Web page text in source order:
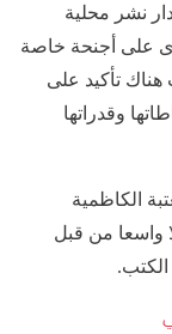
أن "المعرض تشارك فيه أكثر (40) دار نشر محلية
على أجنحة خاصة
تأكيد على
وقدراتها
الكاظمية
واسعا من قبل
الكتب.